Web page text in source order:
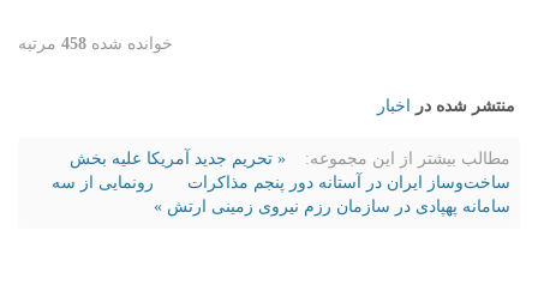
خوانده شده 458 مرتبه
منتشر شده در اخبار
مطالب بیشتر از این مجموعه:
« تحریم‌ جدید آمریکا علیه بخش
ساخت‌وساز ایران در آستانه دور پنجم مذاکرات
رونمایی از سه
سامانه پهپادی در سازمان رزم نیروی زمینی ارتش »